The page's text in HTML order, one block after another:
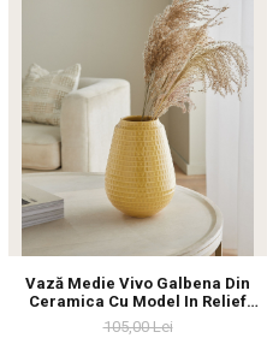
Vază Medie Vivo Galbena Din
Ceramica Cu Model In Relief
Galben-Ocru
105,00 Lei